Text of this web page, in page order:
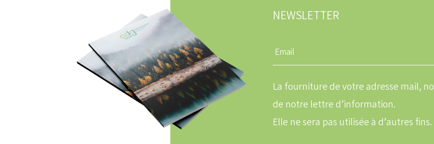
NEWSLETTER
Entrez
une
email
La fourniture de votre adresse mail,
de notre lettre d’information.
Elle ne sera pas utilisée à d’autres fins.